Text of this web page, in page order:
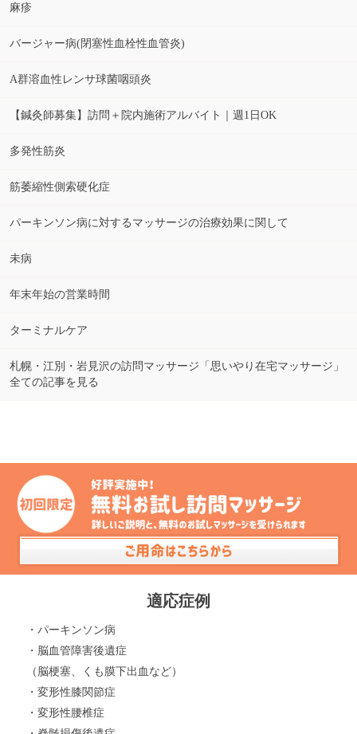
麻疹
バージャー病(閉塞性血栓性血管炎)
A群溶血性レンサ球菌咽頭炎
【鍼灸師募集】訪問＋院内施術アルバイト｜週1日OK
多発性筋炎
筋萎縮性側索硬化症
パーキンソン病に対するマッサージの治療効果に関して
未病
年末年始の営業時間
ターミナルケア
札幌・江別・岩見沢の訪問マッサージ「思いやり在宅マッサージ」
全ての記事を見る
適応症例
・パーキンソン病
・脳血管障害後遺症
（脳梗塞、くも膜下出血など）
・変形性膝関節症
・変形性腰椎症